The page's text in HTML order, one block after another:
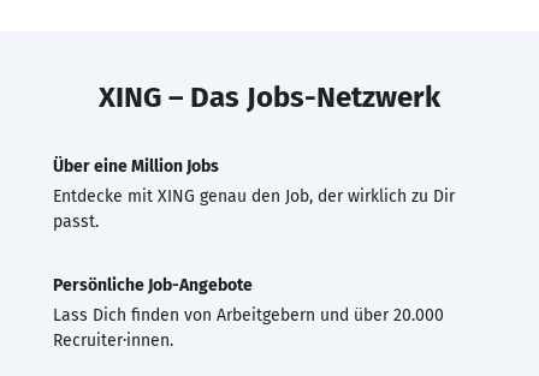
XING – Das Jobs-Netzwerk
Über eine Million Jobs
Entdecke mit XING genau den Job, der wirklich zu Dir
passt.
Persönliche Job-Angebote
Lass Dich finden von Arbeitgebern und über 20.000
Recruiter·innen.